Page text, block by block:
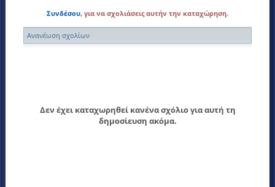
Συνδέσου, για να σχολιάσεις αυτήν την καταχώρηση.
Ανανέωση σχολίων
Δεν έχει καταχωρηθεί κανένα σχόλιο για αυτή τη
δημοσίευση ακόμα.